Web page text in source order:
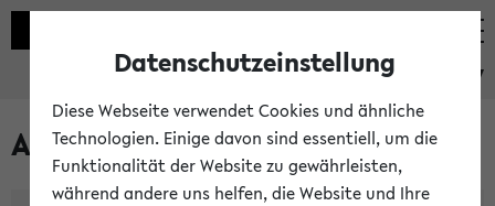
eKVV
Alle Lehrenden
Datenschutzeinstellung
Diese Webseite verwendet Cookies und ähnliche
Technologien. Einige davon sind essentiell, um die
Funktionalität der Website zu gewährleisten,
während andere uns helfen, die Website und Ihre